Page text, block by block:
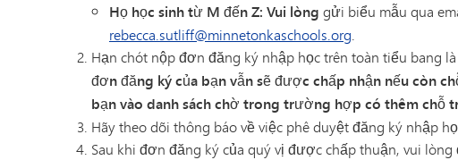
Họ học sinh từ M đến Z: Vui lòng gửi biểu mẫu qua
rebecca.sutliff@minnetonkaschools.org.
Hạn chót nộp đơn đăng ký nhập học trên toàn tiểu bang là
đơn đăng ký của bạn vẫn sẽ được chấp nhận nếu còn
bạn vào danh sách chờ trong trường hợp có thêm chỗ
Hãy theo dõi thông báo về việc phê duyệt đăng ký nhập
Sau khi đơn đăng ký của quý vị được chấp thuận, vui lòng